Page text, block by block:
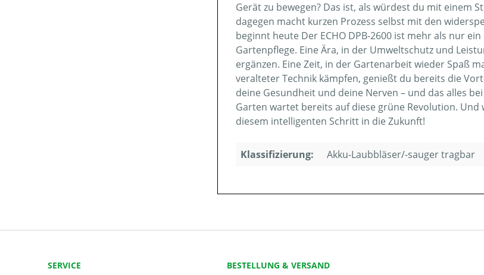
Gerät zu bewegen? Das ist, als würdest du mit einem
dagegen macht kurzen Prozess selbst mit den
beginnt heute Der ECHO DPB-2600 ist mehr als nur
Gartenpflege. Eine Ära, in der Umweltschutz und
ergänzen. Eine Zeit, in der Gartenarbeit wieder Spaß
veralteter Technik kämpfen, genießt du bereits die
deine Gesundheit und deine Nerven – und das alles
Garten wartet bereits auf diese grüne Revolution.
diesem intelligenten Schritt in die Zukunft!
Klassifizierung: Akku-Laubbläser/-sauger tragbar
SERVICE
BESTELLUNG & VERSAND